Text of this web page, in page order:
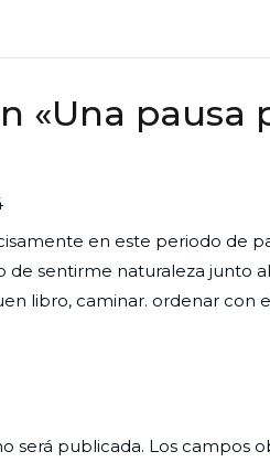
«Una pausa
en este periodo de
sentirme naturaleza junto
libro, caminar. ordenar con
será publicada. Los campos